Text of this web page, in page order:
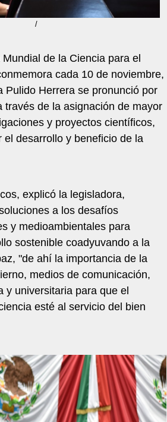
/
de la Ciencia para el
cada 10 de noviembre,
Pulido Herrera se pronunció por
través de la asignación de mayor
y proyectos científicos,
el desarrollo y beneficio de la
explicó la legisladora,
a los desafíos
y medioambientales para
sostenible coadyuvando a la
"de ahí la importancia de la
medios de comunicación,
y universitaria para que el
esté al servicio del bien